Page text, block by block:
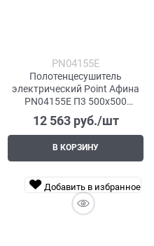
PN04155E
Полотенцесушитель
электрический Point Афина
PN04155E П3 500x500
левый/правый, хром
12 563 руб./шт
В КОРЗИНУ
Добавить в избранное